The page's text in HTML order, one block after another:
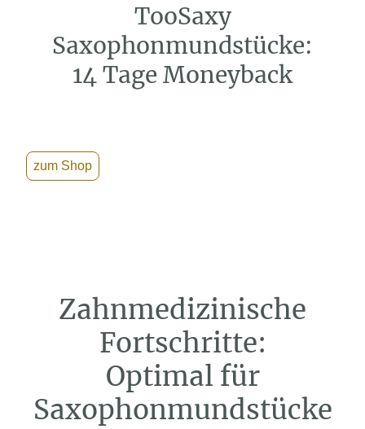
TooSaxy
Saxophonmundstücke:
14 Tage Moneyback
zum Shop
Zahnmedizinische
Fortschritte:
Optimal für
Saxophonmundstücke